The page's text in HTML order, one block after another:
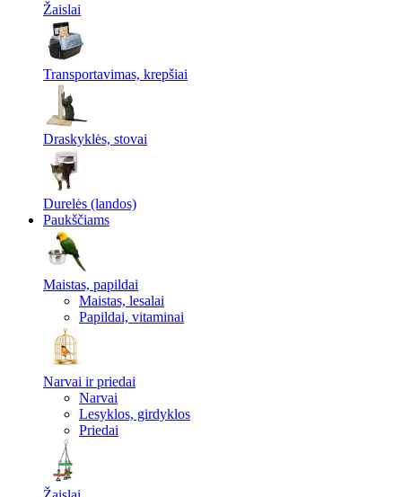
Žaislai
Transportavimas, krepšiai
Draskyklės, stovai
Durelės (landos)
Paukščiams
Maistas, papildai
Maistas, lesalai
Papildai, vitaminai
Narvai ir priedai
Narvai
Lesyklos, girdyklos
Priedai